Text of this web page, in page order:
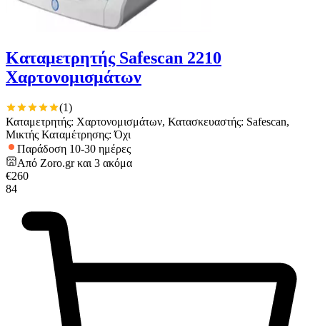
Καταμετρητής Safescan 2210
Χαρτονομισμάτων
(1)
Καταμετρητής: Χαρτονομισμάτων, Κατασκευαστής: Safescan,
Μικτής Καταμέτρησης: Όχι
Παράδοση 10-30 ημέρες
Από Zoro.gr και 3 ακόμα
€260
84